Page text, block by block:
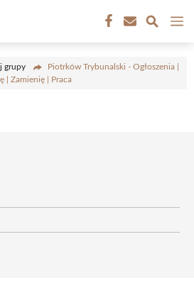
grupy
Piotrków Trybunalski - Ogłoszenia |
| Zamienię | Praca